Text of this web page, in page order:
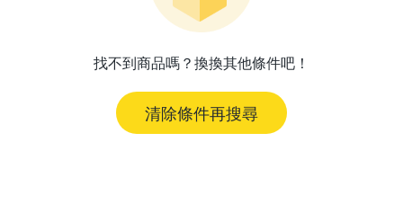
找不到商品嗎？換換其他條件吧！
清除條件再搜尋